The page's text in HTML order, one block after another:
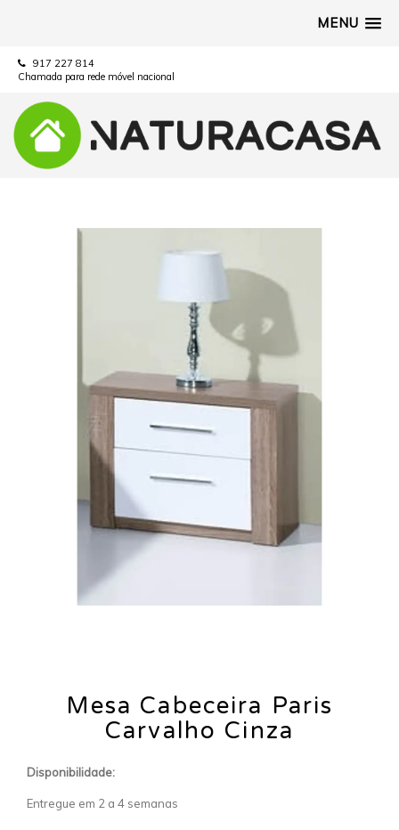
MENU
917 227 814
Chamada para rede móvel nacional
Mesa Cabeceira Paris
Carvalho Cinza
Disponibilidade:
Entregue em 2 a 4 semanas